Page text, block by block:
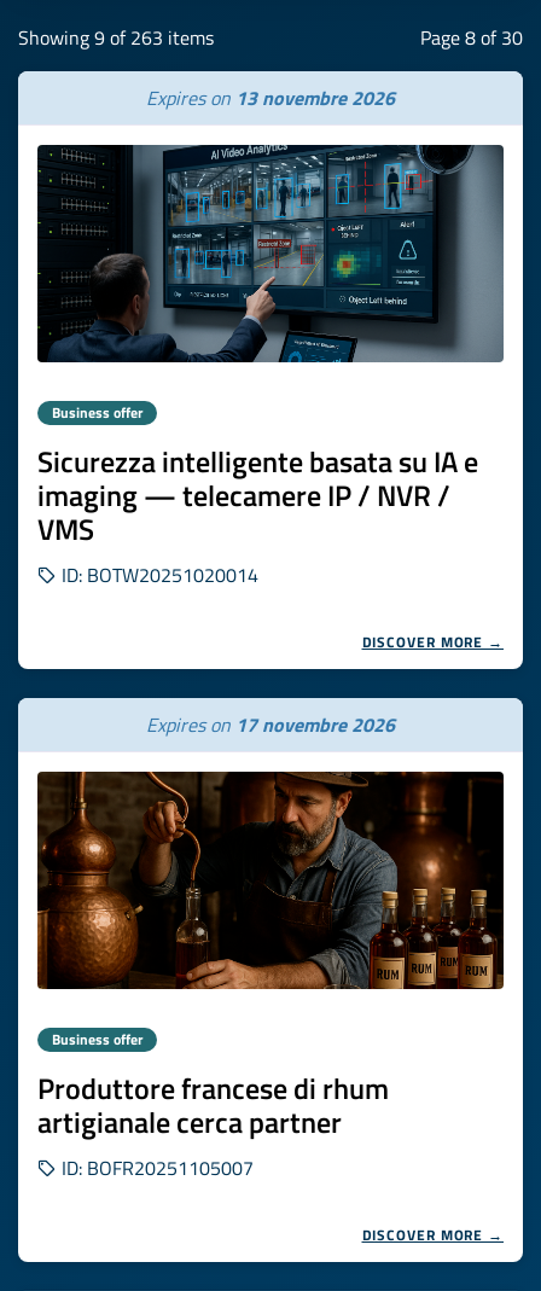
Showing 9 of 263 items Page 8 of 30
Expires on 13 novembre 2026
Business offer
Sicurezza intelligente basata su IA e
imaging — telecamere IP / NVR /
VMS
ID: BOTW20251020014
DISCOVER MORE →
Expires on 17 novembre 2026
Business offer
Produttore francese di rhum
artigianale cerca partner
ID: BOFR20251105007
DISCOVER MORE →